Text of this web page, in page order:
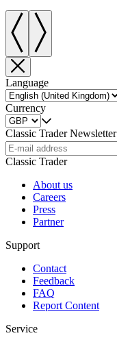
Language
Currency
Classic Trader Newsletter
Classic Trader
About us
Careers
Press
Partner
Support
Contact
Feedback
FAQ
Report Content
Service